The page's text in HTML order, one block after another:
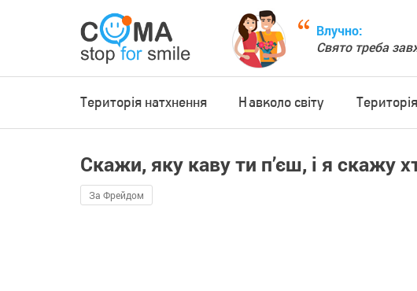
Влучно:
Свято треба
Територія натхнення Навколо світу
Скажи, яку каву ти п’єш, і я скажу
За Фрейдом